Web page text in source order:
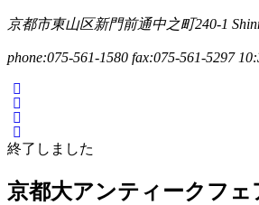
京都市東山区新門前通中之町240-1
phone:075-561-1580 fax:075-561-5297
終了しました
京都大アンティークフェ